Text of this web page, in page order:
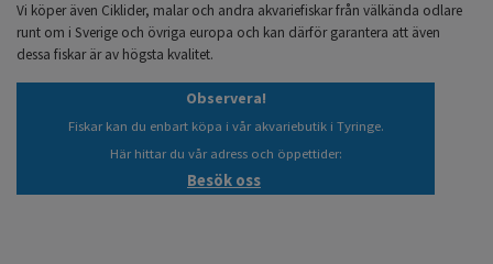
Vi köper även Ciklider, malar och andra akvariefiskar från välkända odlare
runt om i Sverige och övriga europa och kan därför garantera att även
dessa fiskar är av högsta kvalitet.
Observera!
Fiskar kan du enbart köpa i vår akvariebutik i Tyringe.
Här hittar du vår adress och öppettider:
Besök oss